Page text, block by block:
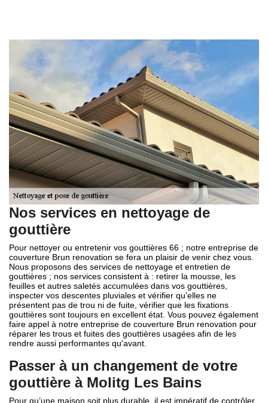
Nos services en nettoyage de
gouttière
Pour nettoyer ou entretenir vos gouttières 66 ; notre entreprise de
couverture Brun renovation se fera un plaisir de venir chez vous.
Nous proposons des services de nettoyage et entretien de
gouttières ; nos services consistent à : retirer la mousse, les
feuilles et autres saletés accumulées dans vos gouttières,
inspecter vos descentes pluviales et vérifier qu'elles ne
présentent pas de trou ni de fuite, vérifier que les fixations
gouttières sont toujours en excellent état. Vous pouvez également
faire appel à notre entreprise de couverture Brun renovation pour
réparer les trous et fuites des gouttières usagées afin de les
rendre aussi performantes qu'avant.
Passer à un changement de votre
gouttière à Molitg Les Bains
Pour qu’une maison soit plus durable, il est impératif de contrôler